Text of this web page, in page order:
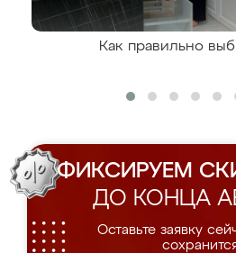
Как правильно
ФИКСИРУЕМ
ДО КОНЦА
Оставьте заявку